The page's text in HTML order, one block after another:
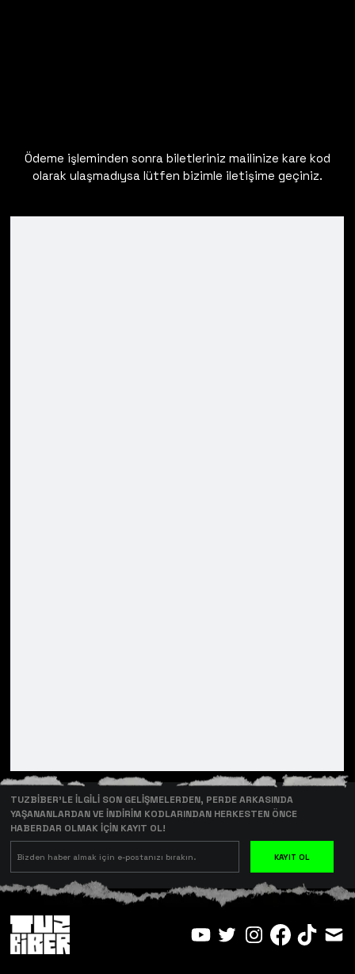
Ödeme işleminden sonra biletleriniz mailinize kare kod
olarak ulaşmadıysa lütfen bizimle iletişime geçiniz.
TUZBİBER’LE İLGİLİ SON GELİŞMELERDEN, PERDE ARKASINDA
YAŞANANLARDAN VE İNDİRİM KODLARINDAN HERKESTEN ÖNCE
HABERDAR OLMAK İÇİN KAYIT OL!
KAYIT OL